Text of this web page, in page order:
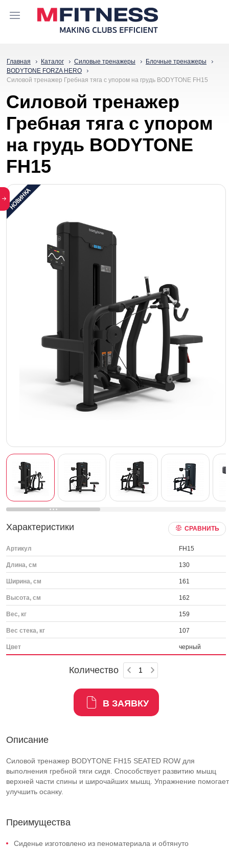
Главная Каталог Силовые тренажеры
Блочные тренажеры
BODYTONE FORZA HERO
Силовой тренажер Гребная тяга с упором на грудь BODYTONE FH15
Силовой тренажер
Гребная тяга с упором
на грудь BODYTONE
FH15
Характеристики СРАВНИТЬ
Артикул FH15
Длина, см 130
Ширина, см 161
Высота, см 162
Вес, кг 159
Вес стека, кг 107
Цвет черный
Количество
В ЗАЯВКУ
Описание
Силовой тренажер BODYTONE FH15 SEATED ROW для
выполнения гребной тяги сидя. Способствует развитию мышц
верхней части спины и широчайших мышц. Упражнение помогает
улучшить осанку.
Преимущества
Сиденье изготовлено из пеноматериала и обтянуто